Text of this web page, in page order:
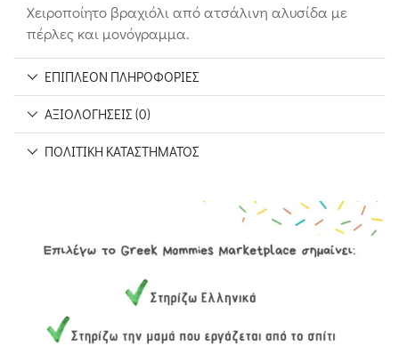
Χειροποίητο βραχιόλι από ατσάλινη αλυσίδα με
πέρλες και μονόγραμμα.
ΕΠΙΠΛΈΟΝ ΠΛΗΡΟΦΟΡΊΕΣ
ΑΞΙΟΛΟΓΉΣΕΙΣ (0)
ΠΟΛΙΤΙΚΉ ΚΑΤΑΣΤΉΜΑΤΟΣ